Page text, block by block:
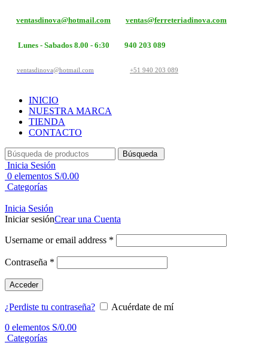
ventasdinova@hotmail.com ventas@ferreteriadinova.com
Lunes - Sabados 8.00 - 6:30 940 203 089
ventasdinova@hotmail.com +51 940 203 089
INICIO
NUESTRA MARCA
TIENDA
CONTACTO
Búsqueda
Inicia Sesión
0 elementos S/0.00
Categorías
Inicia Sesión
Iniciar sesiónCrear una Cuenta
Username or email address *
Contraseña *
Acceder
¿Perdiste tu contraseña?
Acuérdate de mí
0 elementos S/0.00
Categorías